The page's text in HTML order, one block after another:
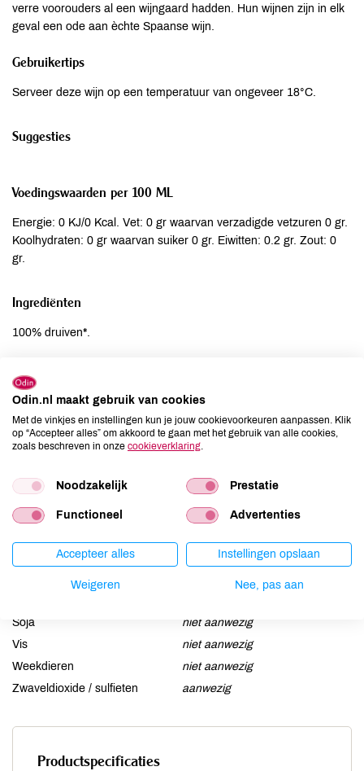
verre voorouders al een wijngaard hadden. Hun wijnen zijn in elk
geval een ode aan èchte Spaanse wijn.
Gebruikertips
Serveer deze wijn op een temperatuur van ongeveer 18°C.
Suggesties
Voedingswaarden per 100 ML
Energie: 0 KJ/0 Kcal. Vet: 0 gr waarvan verzadigde vetzuren 0 gr.
Koolhydraten: 0 gr waarvan suiker 0 gr. Eiwitten: 0.2 gr. Zout: 0
gr.
Ingrediënten
100% druiven*.
Allergenen
Aardnoten
niet aanwezig
Ei
niet aanwezig
Gluten
niet aanwezig
Lupine
niet aanwezig
Mosterd
niet aanwezig
Schaaldieren
niet aanwezig
niet aanwezig
Soja
niet aanwezig
Vis
niet aanwezig
Weekdieren
niet aanwezig
Zwaveldioxide / sulfieten
aanwezig
Productspecificaties
Odin.nl maakt gebruik van cookies
Met de vinkjes en instellingen kun je jouw cookievoorkeuren aanpassen. Klik
op “Accepteer alles” om akkoord te gaan met het gebruik van alle cookies,
zoals beschreven in onze cookieverklaring
Noodzakelijk Prestatie
Functioneel Advertenties
Accepteer alles Instellingen opslaan
Weigeren Nee, pas aan